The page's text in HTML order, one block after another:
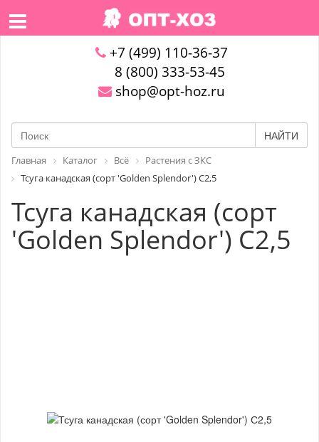
+7 (499) 110-36-37
8 (800) 333-53-45
shop@opt-hoz.ru
НАЙТИ
Главная Каталог Всё
Растения с ЗКС
Тсуга канадская (сорт 'Golden Splendor') С2,5
Тсуга канадская (сорт
'Golden Splendor') С2,5